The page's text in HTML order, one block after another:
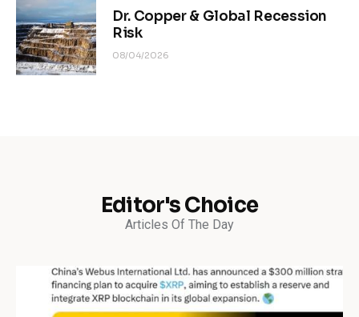
Dr. Copper & Global Recession
Risk
08/04/2026
Editor's Choice
Articles Of The Day